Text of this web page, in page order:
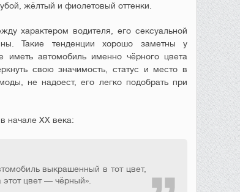
жёлтый и фиолетовый оттенки.
характером водителя, его сексуальной
Такие тенденции хорошо заметны у
автомобиль именно чёрного цвета
свою значимость, статус и место в
не надоест, его легко подобрать при
начале XX века:
выкрашенный в тот цвет,
этот цвет — чёрный».